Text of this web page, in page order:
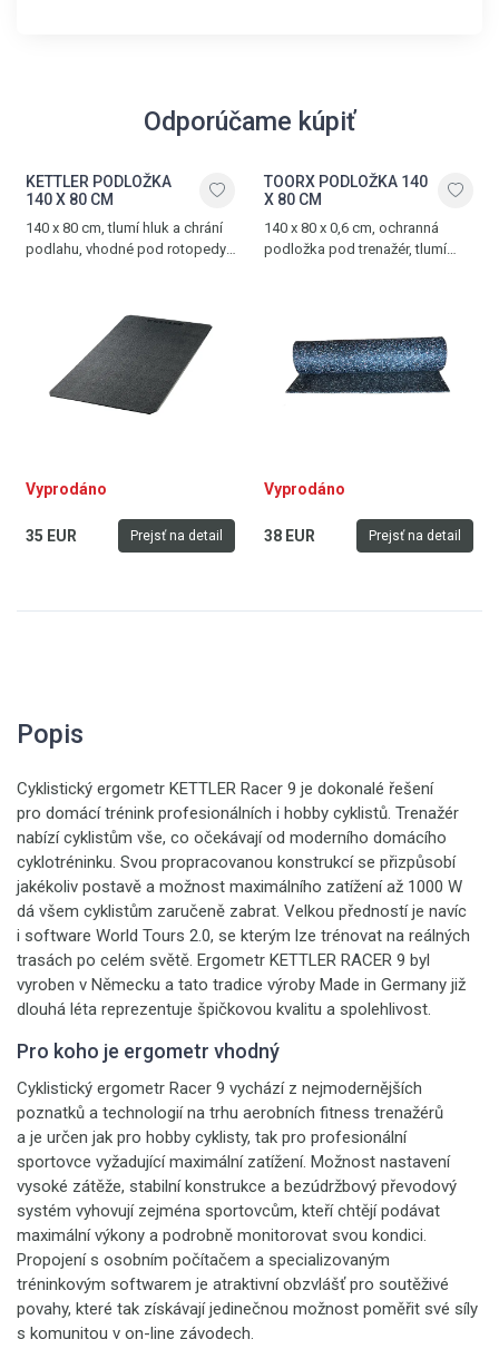
Odporúčame kúpiť
KETTLER PODLOŽKA
140 X 80 CM
140 x 80 cm, tlumí hluk a chrání
podlahu, vhodné pod rotopedy,
Vyprodáno
35 EUR Prejsť na detail
TOORX PODLOŽKA 140
X 80 CM
140 x 80 x 0,6 cm, ochranná
podložka pod trenažér, tlumí
Vyprodáno
38 EUR Prejsť na detail
Popis
Cyklistický ergometr KETTLER Racer 9 je dokonalé řešení
pro domácí trénink profesionálních i hobby cyklistů. Trenažér
nabízí cyklistům vše, co očekávají od moderního domácího
cyklotréninku. Svou propracovanou konstrukcí se přizpůsobí
jakékoliv postavě a možnost maximálního zatížení až 1000 W
dá všem cyklistům zaručeně zabrat. Velkou předností je navíc
i software World Tours 2.0, se kterým lze trénovat na reálných
trasách po celém světě. Ergometr KETTLER RACER 9 byl
vyroben v Německu a tato tradice výroby Made in Germany již
dlouhá léta reprezentuje špičkovou kvalitu a spolehlivost.
Pro koho je ergometr vhodný
Cyklistický ergometr Racer 9 vychází z nejmodernějších
poznatků a technologií na trhu aerobních fitness trenažérů
a je určen jak pro hobby cyklisty, tak pro profesionální
sportovce vyžadující maximální zatížení. Možnost nastavení
vysoké zátěže, stabilní konstrukce a bezúdržbový převodový
systém vyhovují zejména sportovcům, kteří chtějí podávat
maximální výkony a podrobně monitorovat svou kondici.
Propojení s osobním počítačem a specializovaným
tréninkovým softwarem je atraktivní obzvlášť pro soutěživé
povahy, které tak získávají jedinečnou možnost poměřit své síly
s komunitou v on-line závodech.